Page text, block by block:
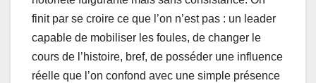
finit par se croire ce que l’on n’est pas : un leader
capable de mobiliser les foules, de changer le
cours de l’histoire, bref, de posséder une influence
réelle que l’on confond avec une simple présence